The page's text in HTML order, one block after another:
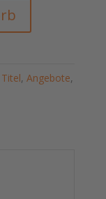
, Angebote,